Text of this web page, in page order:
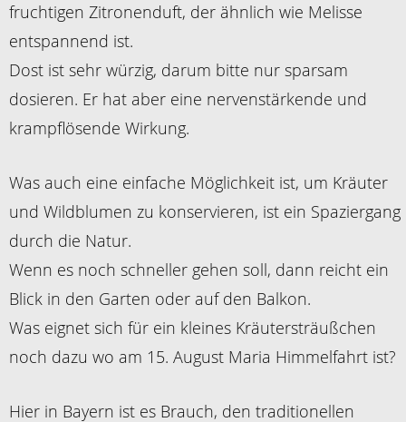
fruchtigen Zitronenduft, der ähnlich wie Melisse
entspannend ist.
Dost ist sehr würzig, darum bitte nur sparsam
dosieren. Er hat aber eine nervenstärkende und
krampflösende Wirkung.
Was auch eine einfache Möglichkeit ist, um Kräuter
und Wildblumen zu konservieren, ist ein Spaziergang
durch die Natur.
Wenn es noch schneller gehen soll, dann reicht ein
Blick in den Garten oder auf den Balkon.
Was eignet sich für ein kleines Kräutersträußchen
noch dazu wo am 15. August Maria Himmelfahrt ist?
Hier in Bayern ist es Brauch, den traditionellen